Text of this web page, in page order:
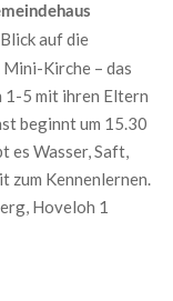
auf die
Kirche – das
5 mit ihren Eltern
beginnt um 15.30
es Wasser, Saft,
zum Kennenlernen.
Hoveloh 1